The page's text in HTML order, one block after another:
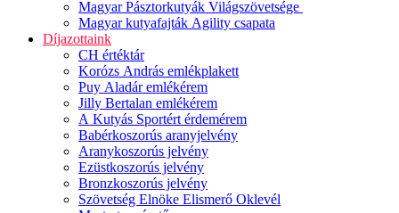
Magyar Pásztorkutyák Világszövetsége
Magyar kutyafajták Agility csapata
Díjazottaink
CH értéktár
Korózs András emlékplakett
Puy Aladár emlékérem
Jilly Bertalan emlékérem
A Kutyás Sportért érdemérem
Babérkoszorús aranyjelvény
Aranykoszorús jelvény
Ezüstkoszorús jelvény
Bronzkoszorús jelvény
Szövetség Elnöke Elismerő Oklevél